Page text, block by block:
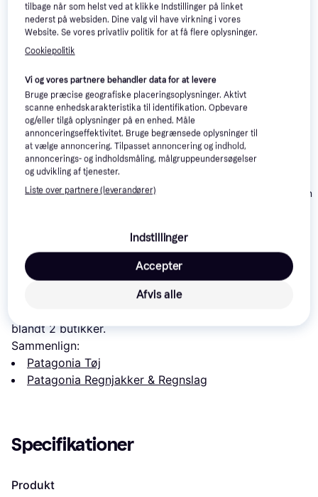
Patagonia Torrentshell
3L Jacket - Black
adidas Multi 2 Layer
Climaproof Regnjakke
- Black
Jack Wolfskin
Læs om produktet
Patagonia Torrentshell 3L Jacket -
blandt 2 butikker.
Sammenlign:
Patagonia Tøj
Patagonia Regnjakker & Regnslag
Specifikationer
Produkt
tilbage når som helst ved at klikke Indstillinger på linket
nederst på websiden. Dine valg vil have virkning i vores
Website. Se vores privatliv politik for at få flere oplysninger.
Cookiepolitik
Vi og vores partnere behandler data for at levere
Bruge præcise geografiske placeringsoplysninger. Aktivt
scanne enhedskarakteristika til identifikation. Opbevare
og/eller tilgå oplysninger på en enhed. Måle
annonceringseffektivitet. Bruge begrænsede oplysninger til
at vælge annoncering. Tilpasset annoncering og indhold,
annoncerings- og indholdsmåling, målgruppeundersøgelser
og udvikling af tjenester.
Liste over partnere (leverandører)
Indstillinger
Afvis alle
Accepter